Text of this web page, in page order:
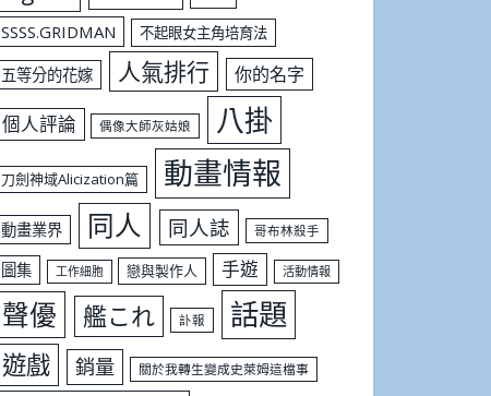
SSSS.GRIDMAN 不起眼女主角培育法
五等分的花嫁 人氣排行 你的名字
個人評論 偶像大師灰姑娘 八掛
刀劍神域Alicization篇 動畫情報
動畫業界 同人 同人誌 哥布林殺手
圖集 工作細胞 戀與製作人 手遊 活動情報
聲優 艦これ 訃報 話題
遊戲 銷量 關於我轉生變成史萊姆這檔事